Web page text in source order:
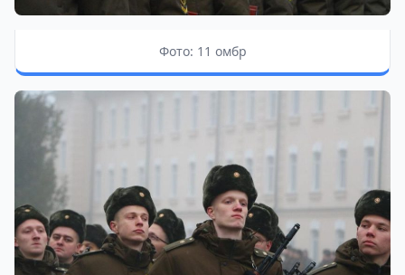
Фото: 11 омбр